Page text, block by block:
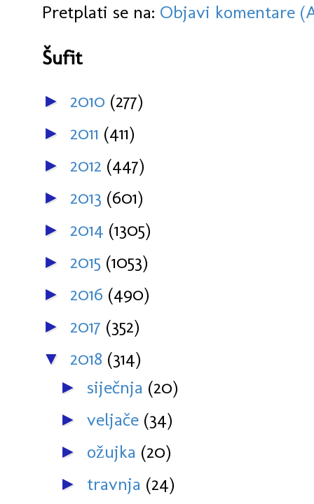
Pretplati se na: Objavi komentare
Šufit
► 2010 (277)
► 2011 (411)
► 2012 (447)
► 2013 (601)
► 2014 (1305)
► 2015 (1053)
► 2016 (490)
► 2017 (352)
▼ 2018 (314)
► siječnja (20)
► veljače (34)
► ožujka (20)
► travnja (24)